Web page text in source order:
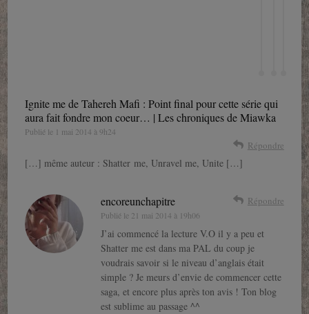
Ignite me de Tahereh Mafi : Point final pour cette série qui
aura fait fondre mon coeur… | Les chroniques de Miawka
Publié le 1 mai 2014 à 9h24
Répondre
[…] même auteur : Shatter me, Unravel me, Unite […]
encoreunchapitre
Publié le 21 mai 2014 à 19h06
Répondre
J’ai commencé la lecture V.O il y a peu et
Shatter me est dans ma PAL du coup je
voudrais savoir si le niveau d’anglais était
simple ? Je meurs d’envie de commencer cette
saga, et encore plus après ton avis ! Ton blog
est sublime au passage ^^